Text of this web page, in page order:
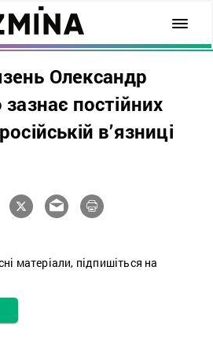
Олександр
постійних
в’язниці
матеріали, підпишіться на